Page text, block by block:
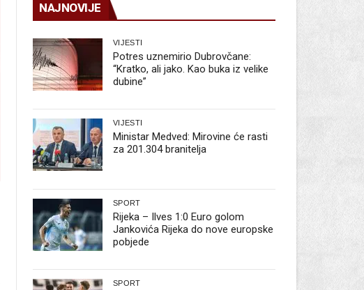
NAJNOVIJE
VIJESTI
Potres uznemirio Dubrovčane:
“Kratko, ali jako. Kao buka iz velike
dubine”
VIJESTI
Ministar Medved: Mirovine će rasti
za 201.304 branitelja
SPORT
Rijeka – Ilves 1:0 Euro golom
Jankovića Rijeka do nove europske
pobjede
SPORT